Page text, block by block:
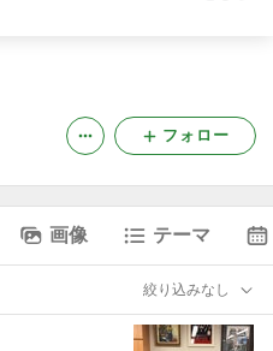
フォロー
画像 テーマ
絞り込みなし